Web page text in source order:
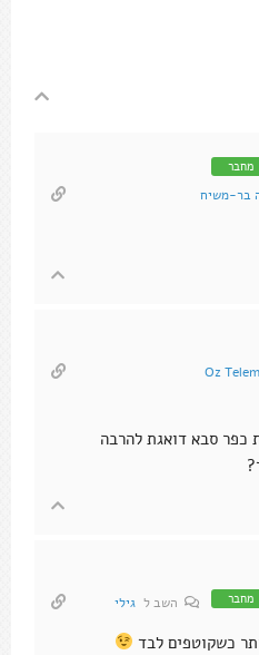
מחבר
בר-משיח
Oz Telem
כפר סבא דואגת להרבה
מחבר השב ל גילי
כשקוטפים לבד